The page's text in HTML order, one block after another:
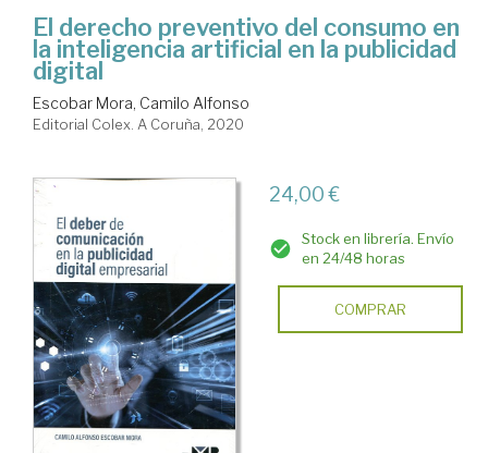
El derecho preventivo del consumo en
la inteligencia artificial en la publicidad
digital
Escobar Mora, Camilo Alfonso
Editorial Colex. A Coruña, 2020
24,00 €
Stock en librería. Envío
en 24/48 horas
COMPRAR